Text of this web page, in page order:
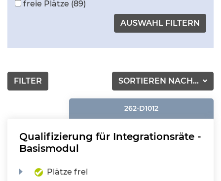
freie Plätze (89)
SORTIEREN NACH...
FILTER
262-D1012
Qualifizierung für Integrationsräte -
Basismodul
Plätze frei